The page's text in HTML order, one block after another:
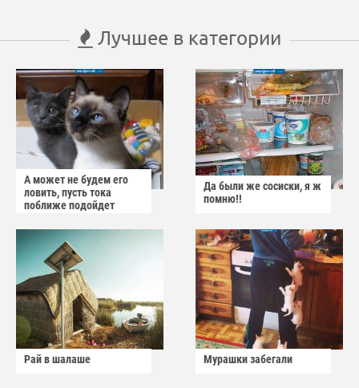
Лучшее в категории
А может не будем его
ловить, пусть тока
поближе подойдет
Да были же сосиски, я ж
помню!!
Рай в шалаше Мурашки забегали